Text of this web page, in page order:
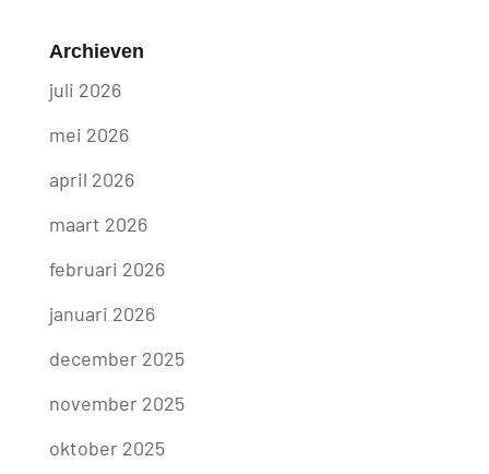
Archieven
juli 2026
mei 2026
april 2026
maart 2026
februari 2026
januari 2026
december 2025
november 2025
oktober 2025